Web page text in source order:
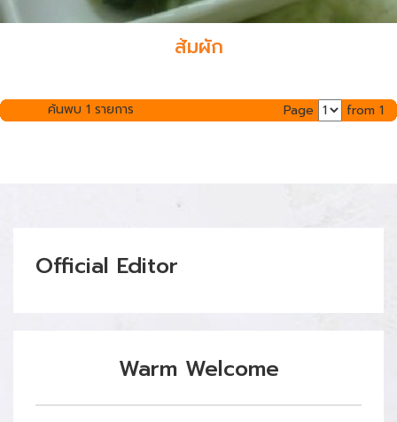
ส้มผัก
ค้นพบ 1 รายการ Page from 1
Official Editor
Warm Welcome